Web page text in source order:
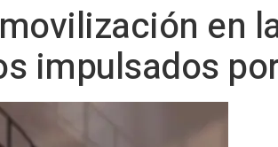
en
impulsados